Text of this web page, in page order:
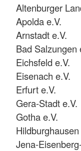
Altenburger
Apolda e.V.
Arnstadt e.V.
Bad Salzungen
Eichsfeld e.V.
Eisenach e.V.
Erfurt e.V.
Gera-Stadt e.V.
Gotha e.V.
Hildburghausen
Jena-